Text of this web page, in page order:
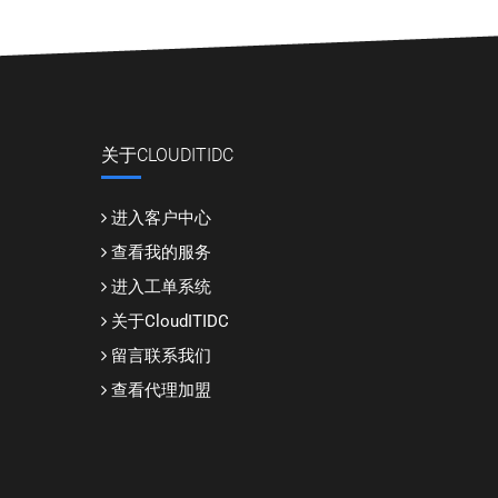
关于CLOUDITIDC
进入客户中心
查看我的服务
进入工单系统
关于CloudITIDC
留言联系我们
查看代理加盟